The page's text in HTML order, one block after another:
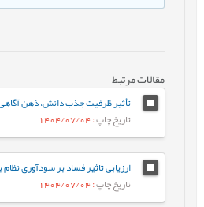
مقالات مرتبط
تاریخ چاپ: 1404/07/04
تاریخ چاپ: 1404/07/04